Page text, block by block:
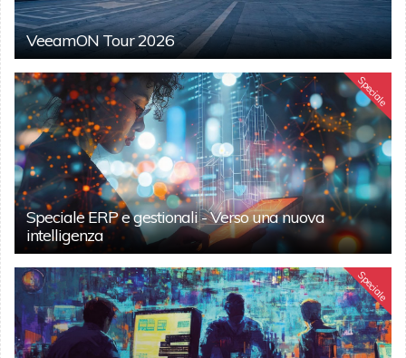
VeeamON Tour 2026
Speciale
Speciale ERP e gestionali - Verso una nuova
intelligenza
Speciale